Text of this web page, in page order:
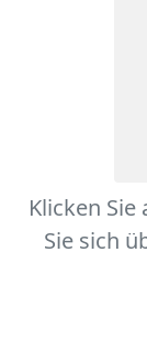
Klicken
Sie sich